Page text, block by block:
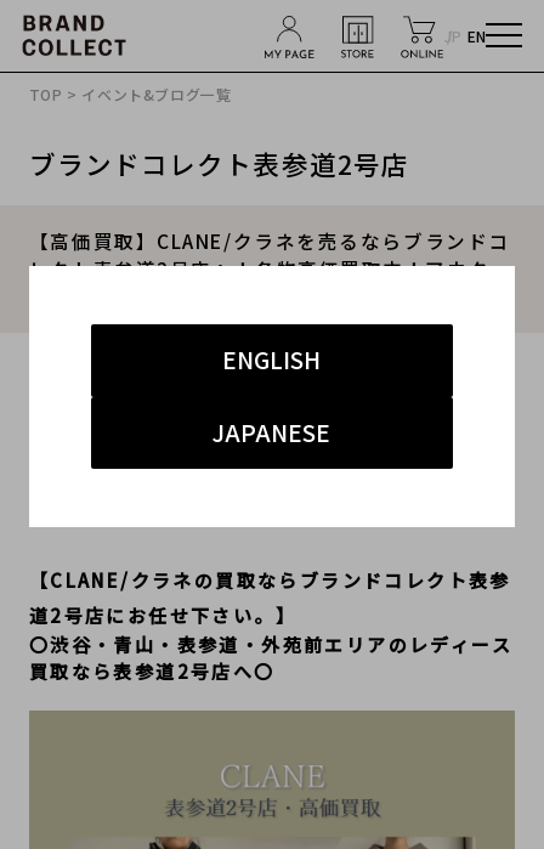
JP EN
ENGLISH
JAPANESE
TOP > イベント&ブログ一覧
ブランドコレクト表参道2号店
【高価買取】CLANE/クラネを売るならブランドコ
レクト表参道2号店へ！冬物高価買取中！アウター
#表参道2号店 セレクト
【CLANE/クラネの買取ならブランドコレクト表参
道2号店にお任せ下さい。】
〇渋谷・青山・表参道・外苑前エリアのレディース
買取なら表参道2号店へ〇